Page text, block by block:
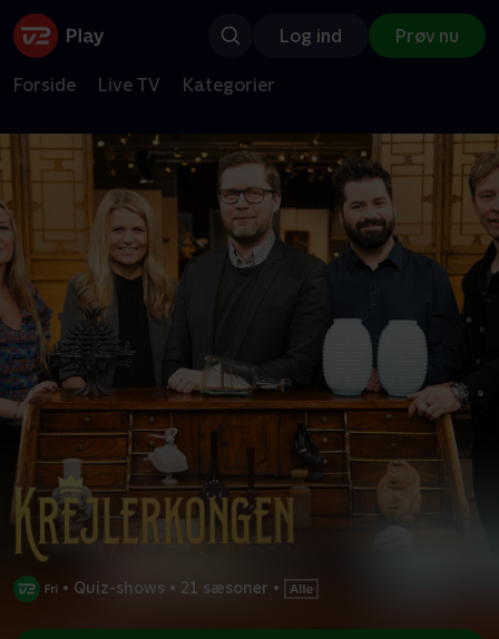
Log ind Prøv nu
Forside Live TV Kategorier
• Quiz-shows • 21 sæsoner •